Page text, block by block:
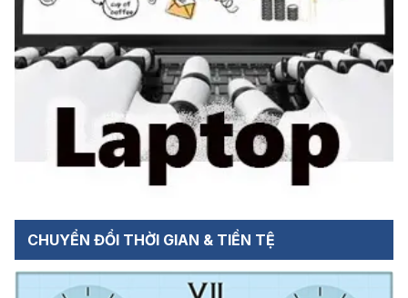
CHUYỂN ĐỔI THỜI GIAN & TIỀN TỆ